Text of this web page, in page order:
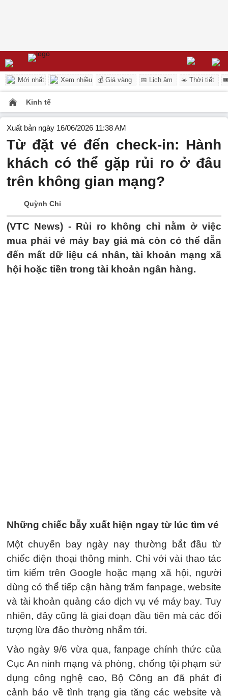
Mới nhất Xem nhiều 💰 Giá vàng 📅 Lịch âm ☀️ Thời tiết
Kinh tế
Xuất bản ngày 16/06/2026 11:38 AM
Từ đặt vé đến check-in: Hành
khách có thể gặp rủi ro ở đâu
trên không gian mạng?
Quỳnh Chi
(VTC News) - Rủi ro không chỉ nằm ở việc
mua phải vé máy bay giả mà còn có thể dẫn
đến mất dữ liệu cá nhân, tài khoản mạng xã
hội hoặc tiền trong tài khoản ngân hàng.
Những chiếc bẫy xuất hiện ngay từ lúc tìm vé
Một chuyến bay ngày nay thường bắt đầu từ
chiếc điện thoại thông minh. Chỉ với vài thao tác
tìm kiếm trên Google hoặc mạng xã hội, người
dùng có thể tiếp cận hàng trăm fanpage, website
và tài khoản quảng cáo dịch vụ vé máy bay. Tuy
nhiên, đây cũng là giai đoạn đầu tiên mà các đối
tượng lừa đảo thường nhắm tới.
Vào ngày 9/6 vừa qua, fanpage chính thức của
Cục An ninh mạng và phòng, chống tội phạm sử
dụng công nghệ cao, Bộ Công an đã phát đi
cảnh báo về tình trạng gia tăng các website và